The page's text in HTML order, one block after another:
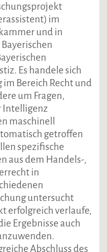
im
und in
Es handele sich
Bereich Recht und
um Fragen,
Intelligenz
maschinell
getroffen
spezifische
aus dem Handels-,
in
untersucht
erfolgreich verlaufe,
Ergebnisse auch
Abschluss des